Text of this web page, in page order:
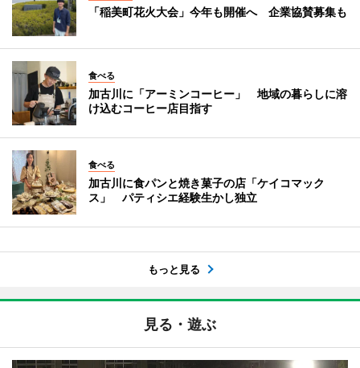
「稲美町花火大会」今年も開催へ 企業協賛募集も
食べる
加古川に「アーミンコーヒー」 地域の暮らしに溶
け込むコーヒー店目指す
食べる
加古川に食パンと焼き菓子の店「ケイコマック
ス」 パティシエ経験生かし独立
もっと見る
見る・遊ぶ